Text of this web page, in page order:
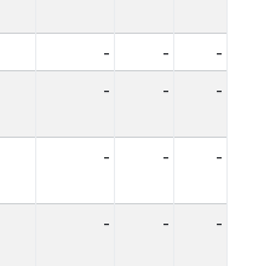
- -
-
- - -
- - -
- - -